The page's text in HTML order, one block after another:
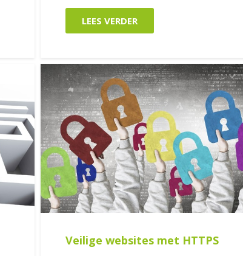
LEES VERDER
Veilige websites met HTTPS